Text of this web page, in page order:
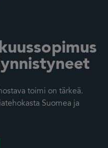
toimi on tärkeä.
Suomea ja